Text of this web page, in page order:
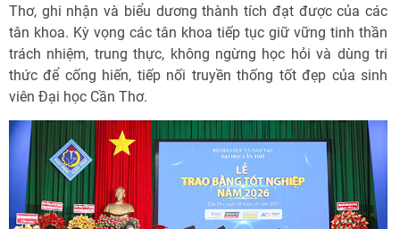
Thơ, ghi nhận và biểu dương thành tích đạt được của các
tân khoa. Kỳ vọng các tân khoa tiếp tục giữ vững tinh thần
trách nhiệm, trung thực, không ngừng học hỏi và dùng tri
thức để cống hiến, tiếp nối truyền thống tốt đẹp của sinh
viên Đại học Cần Thơ.